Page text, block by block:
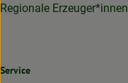
Regionale Erzeuger*innen
Service